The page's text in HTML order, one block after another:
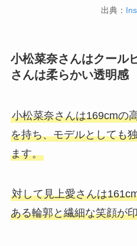
出典：
小松菜奈さんはクール
さんは柔らかい透明感
小松菜奈さんは169cmの
を持ち、モデルとしても
ます。
対して見上愛さんは
ある輪郭と繊細な笑顔が